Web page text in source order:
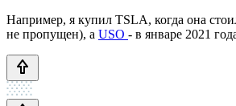
Например, я купил TSLA, когда она
не пропущен), а USO - в январе 2021